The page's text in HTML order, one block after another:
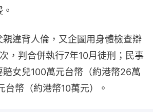
違背人倫，又企圖用身體檢查辯
，判合併執行7年10月徒刑；民事
賠女兒100萬元台幣（約港幣26萬
台幣（約港幣10萬元）。